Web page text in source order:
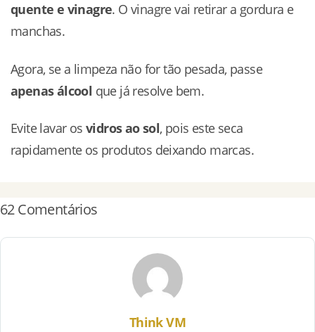
quente e vinagre. O vinagre vai retirar a gordura e
manchas.
Agora, se a limpeza não for tão pesada, passe
apenas álcool que já resolve bem.
Evite lavar os vidros ao sol, pois este seca
rapidamente os produtos deixando marcas.
62 Comentários
Think VM